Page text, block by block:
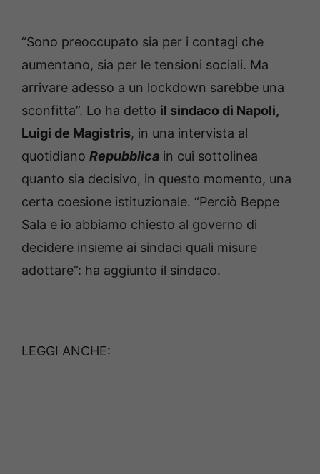
“Sono preoccupato sia per i contagi che
aumentano, sia per le tensioni sociali. Ma
arrivare adesso a un lockdown sarebbe una
sconfitta”. Lo ha detto il sindaco di Napoli,
Luigi de Magistris, in una intervista al
quotidiano Repubblica in cui sottolinea
quanto sia decisivo, in questo momento, una
certa coesione istituzionale. “Perciò Beppe
Sala e io abbiamo chiesto al governo di
decidere insieme ai sindaci quali misure
adottare”: ha aggiunto il sindaco.
LEGGI ANCHE: